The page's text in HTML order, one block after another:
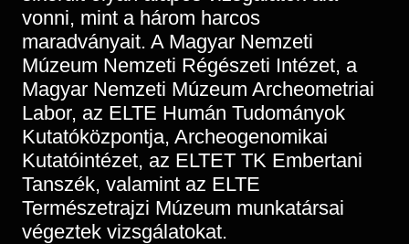
vonni, mint a három harcos
maradványait. A Magyar Nemzeti
Múzeum Nemzeti Régészeti Intézet, a
Magyar Nemzeti Múzeum Archeometriai
Labor, az ELTE Humán Tudományok
Kutatóközpontja, Archeogenomikai
Kutatóintézet, az ELTET TK Embertani
Tanszék, valamint az ELTE
Természetrajzi Múzeum munkatársai
végeztek vizsgálatokat.